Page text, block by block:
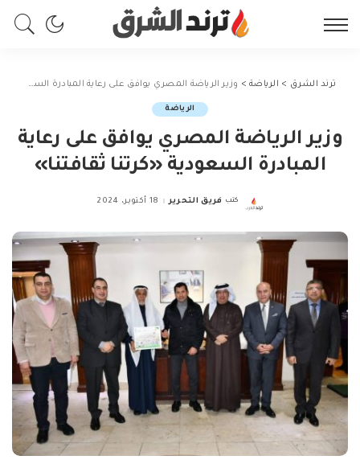
ترند الشرق > الرياضة> وزير الرياضة المصري يوافق على رعاية المبادرة السعودية «كرتنا ثقافتنا»
الرياضة
وزير الرياضة المصري يوافق على رعاية
المبادرة السعودية «كرتنا ثقافتنا»
Posted
كتب فريق التحرير 18 أكتوبر، 2024